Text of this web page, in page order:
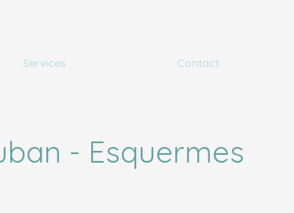
Services Contact
- Esquermes